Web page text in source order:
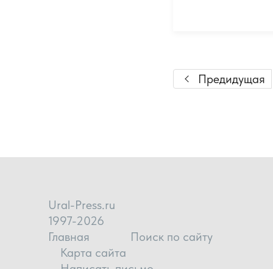
Предидущая
Ural-Press.ru
1997-2026
Главная
Поиск по сайту
Карта сайта